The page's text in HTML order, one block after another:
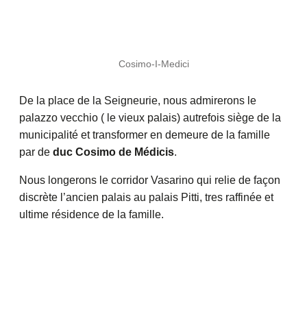
Cosimo-I-Medici
De la place de la Seigneurie, nous admirerons le
palazzo vecchio ( le vieux palais) autrefois siège de la
municipalité et transformer en demeure de la famille
par de duc Cosimo de Médicis.
Nous longerons le corridor Vasarino qui relie de façon
discrète l’ancien palais au palais Pitti, tres raffinée et
ultime résidence de la famille.